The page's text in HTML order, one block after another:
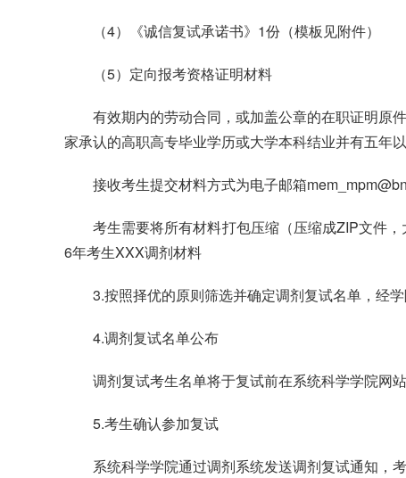
（4）《诚信复试承诺书》1份（模板见附件）
（5）定向报考资格证明材料
有效期内的劳动合同，或加盖公章的在职证明原
家承认的高职高专毕业学历或大学本科结业并有五年
接收考生提交材料方式为电子邮箱
考生需要将所有材料打包压缩（压缩成ZIP文件
6年考生XXX调剂材料
3.按照择优的原则筛选并确定调剂复试名单，经
4.调剂复试名单公布
调剂复试考生名单将于复试前在系统科学学院网站
5.考生确认参加复试
系统科学学院通过调剂系统发送调剂复试通知，